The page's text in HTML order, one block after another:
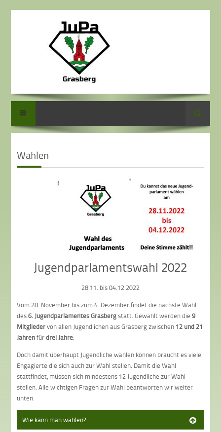
Suche
Wahlen
Jugendparlamentswahl 2022
28.11. bis 04.12.2022
Vom 28. November bis zum 4. Dezember findet die nächste Wahl
des6. Jugendparlamentes Grasbergstatt. Gewählt werden die9
Mitgliedervon allen Jugendlichen aus Grasberg zwischen 12 und 21
Jahrenfürdrei Jahre.
Doch damit überhaupt Jugendliche wählen können braucht es viele
Engagierte die sich auch zur Wahl stellen. Damit die Wahl
stattfindet, müssen sich mindestens 12 Jugendliche zur Wahl
stellen. Alle wichtigen Fragen zur Wahl beantworten wir weiter
unten.
Wie kann man wählen?